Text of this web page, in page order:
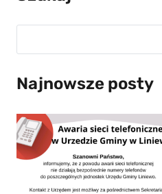
Najnowsze posty